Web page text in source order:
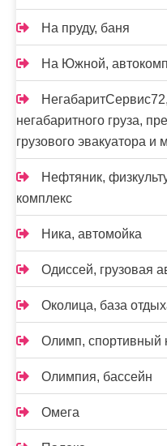
На пруду, баня
На Южной,
негабаритного груза,
грузового эвакуатора и
Нефтяник,
комплекс
Ника, автомойка
Одиссей, грузовая
Околица, база
Олимп, спортивный
Олимпия, бассейн
Омега